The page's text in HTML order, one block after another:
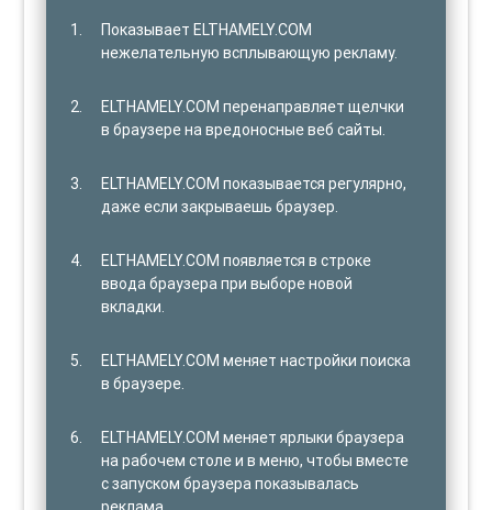
Показывает ELTHAMELY.COM
нежелательную всплывающую рекламу.
ELTHAMELY.COM перенаправляет щелчки
в браузере на вредоносные веб сайты.
ELTHAMELY.COM показывается регулярно,
даже если закрываешь браузер.
ELTHAMELY.COM появляется в строке
ввода браузера при выборе новой
вкладки.
ELTHAMELY.COM меняет настройки поиска
в браузере.
ELTHAMELY.COM меняет ярлыки браузера
на рабочем столе и в меню, чтобы вместе
с запуском браузера показывалась